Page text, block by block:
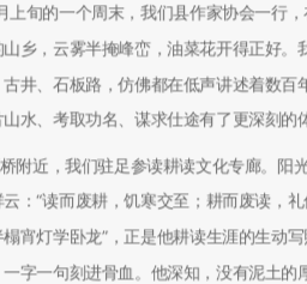
上旬的一个周末，我们县作家协会一行
乡，云雾半掩峰峦，油菜花开得正好
井、石板路，仿佛都在低声讲述着数
水、考取功名、谋求仕途有了更深刻的
附近，我们驻足参读耕读文化专廊。阳
：“读而废耕，饥寒交至；耕而废读，
宵灯学卧龙”，正是他耕读生涯的生动
字一句刻进骨血。他深知，没有泥土